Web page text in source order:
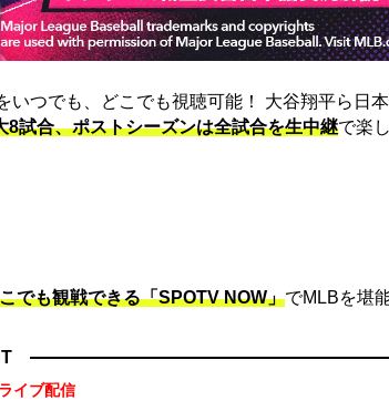
いつでも、どこでも視聴可能！ 大谷翔平ら日
8試合、ポストシーズンは全試合を生中継で楽
でも観戦できる「SPOTV NOW」でMLBを堪
イブ配信